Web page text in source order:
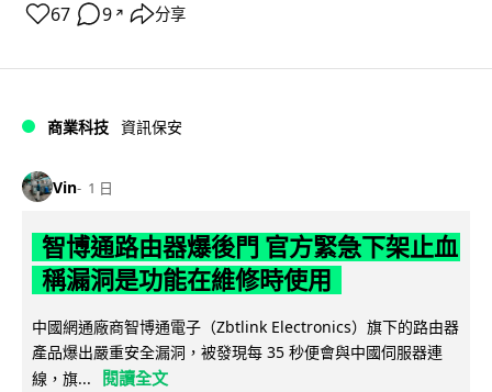
67 9 ↗ 分享
商業科技 資訊保安
Vin 1 日
智博通路由器爆後門 官方緊急下架止血
稱漏洞是功能在維修時使用
中國網通廠商智博通電子（Zbtlink Electronics）旗下的路由器
產品爆出嚴重安全漏洞，被發現每 35 秒便會與中國伺服器連
線，旗...
閱讀全文